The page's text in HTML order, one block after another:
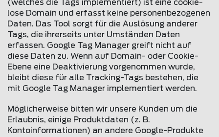
(welches die Tags implementiert) ist eine cookie-
lose Domain und erfasst keine personenbezogenen
Daten. Das Tool sorgt für die Auslösung anderer
Tags, die ihrerseits unter Umständen Daten
erfassen. Google Tag Manager greift nicht auf
diese Daten zu. Wenn auf Domain- oder Cookie-
Ebene eine Deaktivierung vorgenommen wurde,
bleibt diese für alle Tracking-Tags bestehen, die
mit Google Tag Manager implementiert werden.
Möglicherweise bitten wir unsere Kunden um die
Erlaubnis, einige Produktdaten (z. B.
Kontoinformationen) an andere Google-Produkte